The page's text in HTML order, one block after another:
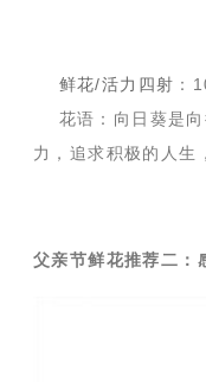
鲜花/活力四射 ：
花语：向日葵是向
力，追求积极的人生
父亲节鲜花推荐二：